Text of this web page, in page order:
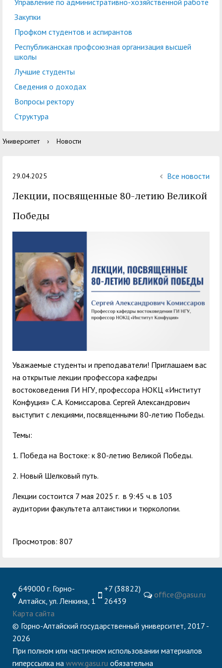
Международная
деятельность
Управление по
административно-
Закупки
Республиканская
организация высшей
Центр тестирования
иностранных граждан
по русскому языку
Центр развития
компетенций
Центр русского языка
обучающихся ГАГУ
Образовательный
модуль «Обучение
Информация о
Управление по административно-хозяйственной работе
Закупки
Профком студентов и аспирантов
Республиканская профсоюзная организация высшей
школы
Лучшие студенты
Сведения о доходах
Вопросы ректору
Структура
Университет › Новости
29.04.2025 Все новости
Лекции, посвященные 80-летию Великой
Победы
Уважаемые студенты и преподаватели! Приглашаем вас
на открытые лекции профессора кафедры
востоковедения ГИ НГУ, профессора НОКЦ «Институт
Конфуция» С.А. Комиссарова. Сергей Александрович
выступит с лекциями, посвященными 80-летию Победы.
Темы:
1. Победа на Востоке: к 80-летию Великой Победы.
2. Новый Шелковый путь.
Лекции состоится 7 мая 2025 г. в 9:45 ч. в 103
аудитории факультета алтаистики и тюркологии.
Просмотров: 807
649000 г. Горно-
Алтайск, ул. Ленкина, 1
+7 (38822)
26439
office@gasu.ru
Карта сайта
© Горно-Алтайский государственный университет, 2017 -
2026
При полном или частичном использовании материалов
гиперссылка на www.gasu.ru обязательна